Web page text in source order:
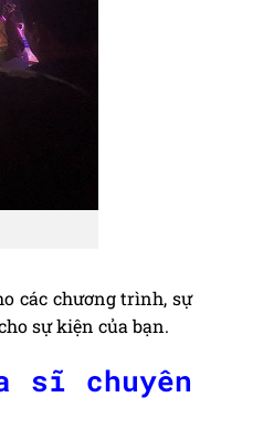
các chương trình, sự
sự kiện của bạn.
sĩ chuyên